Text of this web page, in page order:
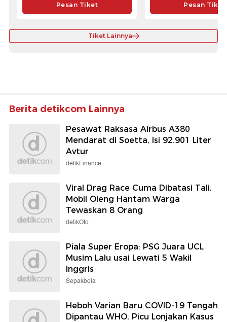
Pesan Tiket Pesan Tiket
Tiket Lainnya
Berita detikcom Lainnya
Pesawat Raksasa Airbus A380
Mendarat di Soetta, Isi 92.901 Liter
Avtur
detikFinance
Viral Drag Race Cuma Dibatasi Tali,
Mobil Oleng Hantam Warga
Tewaskan 8 Orang
detikOto
Piala Super Eropa: PSG Juara UCL
Musim Lalu usai Lewati 5 Wakil
Inggris
Sepakbola
Heboh Varian Baru COVID-19 Tengah
Dipantau WHO, Picu Lonjakan Kasus